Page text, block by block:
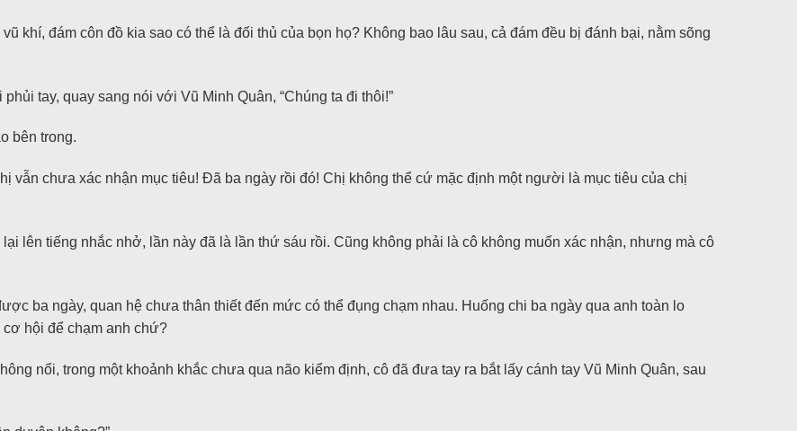
khí, đám côn đồ kia sao có thể là đối thủ của bọn họ? Không bao lâu sau, cả đám đều bị đánh bại, nằm sõng
tay, quay sang nói với Vũ Minh Quân, “Chúng ta đi thôi!”
bên trong.
vẫn chưa xác nhận mục tiêu! Đã ba ngày rồi đó! Chị không thể cứ mặc định một người là mục tiêu của chị
lên tiếng nhắc nhở, lần này đã là lần thứ sáu rồi. Cũng không phải là cô không muốn xác nhận, nhưng mà cô
ba ngày, quan hệ chưa thân thiết đến mức có thể đụng chạm nhau. Huống chi ba ngày qua anh toàn lo
hội để chạm anh chứ?
nổi, trong một khoảnh khắc chưa qua não kiểm định, cô đã đưa tay ra bắt lấy cánh tay Vũ Minh Quân, sau